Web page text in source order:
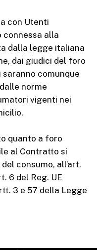
con Utenti
alla
dalla legge italiana
dai giudici del foro
comunque
norme
vigenti nei
quanto a foro
al Contratto si
consumo, all’art.
6 del Reg. UE
3 e 57 della Legge